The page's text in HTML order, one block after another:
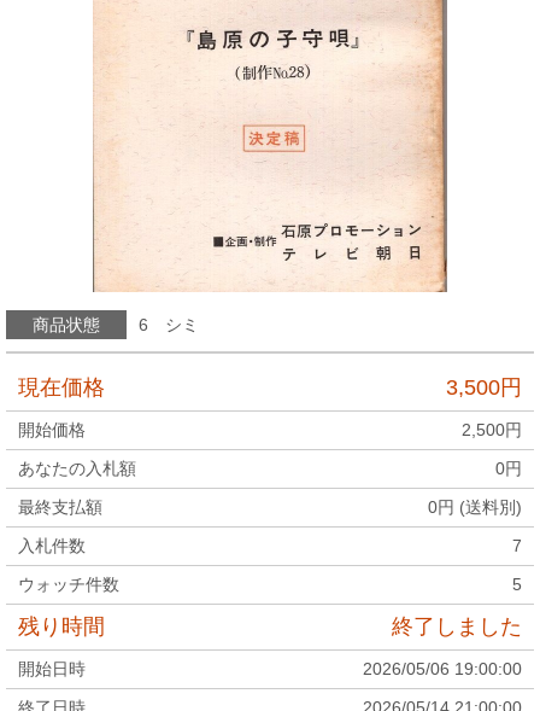
商品状態 6 シミ
現在価格 3,500円
開始価格 2,500円
あなたの入札額
0円
最終支払額
0円 (送料別)
入札件数
7
ウォッチ件数
5
残り時間 終了しました
開始日時
2026/05/06 19:00:00